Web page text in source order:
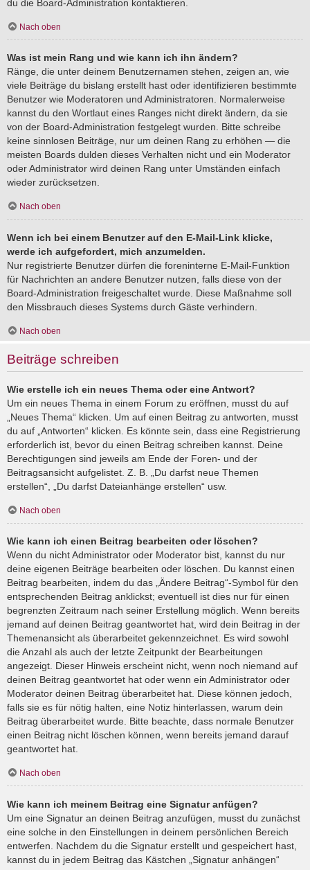
du die Board-Administration kontaktieren.
Nach oben
Was ist mein Rang und wie kann ich ihn ändern?
Ränge, die unter deinem Benutzernamen stehen, zeigen an, wie
viele Beiträge du bislang erstellt hast oder identifizieren bestimmte
Benutzer wie Moderatoren und Administratoren. Normalerweise
kannst du den Wortlaut eines Ranges nicht direkt ändern, da sie
von der Board-Administration festgelegt wurden. Bitte schreibe
keine sinnlosen Beiträge, nur um deinen Rang zu erhöhen — die
meisten Boards dulden dieses Verhalten nicht und ein Moderator
oder Administrator wird deinen Rang unter Umständen einfach
wieder zurücksetzen.
Nach oben
Wenn ich bei einem Benutzer auf den E-Mail-Link klicke,
werde ich aufgefordert, mich anzumelden.
Nur registrierte Benutzer dürfen die foreninterne E-Mail-Funktion
für Nachrichten an andere Benutzer nutzen, falls diese von der
Board-Administration freigeschaltet wurde. Diese Maßnahme soll
den Missbrauch dieses Systems durch Gäste verhindern.
Nach oben
Beiträge schreiben
Wie erstelle ich ein neues Thema oder eine Antwort?
Um ein neues Thema in einem Forum zu eröffnen, musst du auf
„Neues Thema“ klicken. Um auf einen Beitrag zu antworten, musst
du auf „Antworten“ klicken. Es könnte sein, dass eine Registrierung
erforderlich ist, bevor du einen Beitrag schreiben kannst. Deine
Berechtigungen sind jeweils am Ende der Foren- und der
Beitragsansicht aufgelistet. Z. B. „Du darfst neue Themen
erstellen“, „Du darfst Dateianhänge erstellen“ usw.
Nach oben
Wie kann ich einen Beitrag bearbeiten oder löschen?
Wenn du nicht Administrator oder Moderator bist, kannst du nur
deine eigenen Beiträge bearbeiten oder löschen. Du kannst einen
Beitrag bearbeiten, indem du das „Ändere Beitrag“-Symbol für den
entsprechenden Beitrag anklickst; eventuell ist dies nur für einen
begrenzten Zeitraum nach seiner Erstellung möglich. Wenn bereits
jemand auf deinen Beitrag geantwortet hat, wird dein Beitrag in der
Themenansicht als überarbeitet gekennzeichnet. Es wird sowohl
die Anzahl als auch der letzte Zeitpunkt der Bearbeitungen
angezeigt. Dieser Hinweis erscheint nicht, wenn noch niemand auf
deinen Beitrag geantwortet hat oder wenn ein Administrator oder
Moderator deinen Beitrag überarbeitet hat. Diese können jedoch,
falls sie es für nötig halten, eine Notiz hinterlassen, warum dein
Beitrag überarbeitet wurde. Bitte beachte, dass normale Benutzer
einen Beitrag nicht löschen können, wenn bereits jemand darauf
geantwortet hat.
Nach oben
Wie kann ich meinem Beitrag eine Signatur anfügen?
Um eine Signatur an deinen Beitrag anzufügen, musst du zunächst
eine solche in den Einstellungen in deinem persönlichen Bereich
entwerfen. Nachdem du die Signatur erstellt und gespeichert hast,
kannst du in jedem Beitrag das Kästchen „Signatur anhängen“